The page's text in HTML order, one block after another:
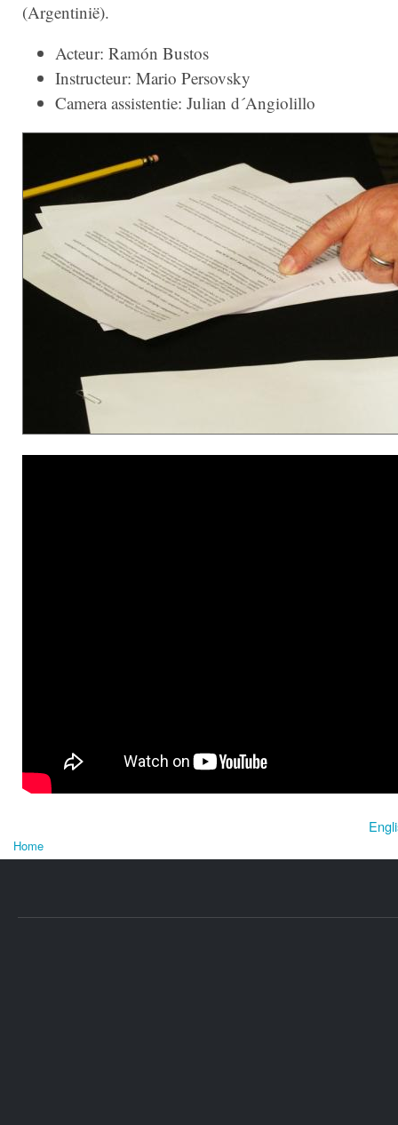
(Argentinië).
Acteur: Ramón Bustos
Instructeur: Mario Persovsky
Camera assistentie: Julian d´Angiolillo
U bent hier
Home